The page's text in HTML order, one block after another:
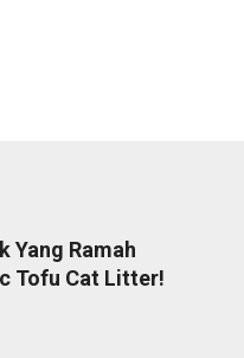
Yang Ramah
Tofu Cat Litter!